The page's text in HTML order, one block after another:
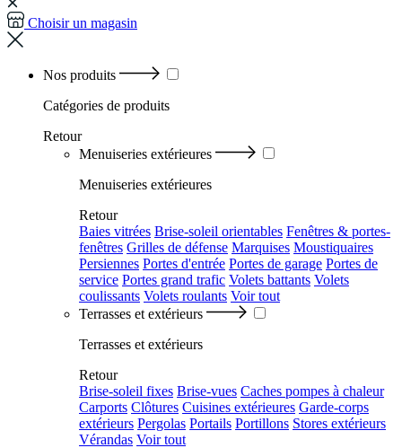
Choisir un magasin
Nos produits
Catégories de produits
Retour
Menuiseries extérieures
Menuiseries extérieures
Retour
Baies vitrées Brise-soleil orientables Fenêtres & portes-
fenêtres Grilles de défense Marquises Moustiquaires
Persiennes Portes d'entrée Portes de garage Portes de
service Portes grand trafic Volets battants Volets
coulissants Volets roulants Voir tout
Terrasses et extérieurs
Terrasses et extérieurs
Retour
Brise-soleil fixes Brise-vues Caches pompes à chaleur
Carports Clôtures Cuisines extérieures Garde-corps
extérieurs Pergolas Portails Portillons Stores extérieurs
Vérandas Voir tout